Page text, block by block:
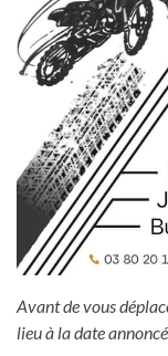
Avant de vous
lieu à la date